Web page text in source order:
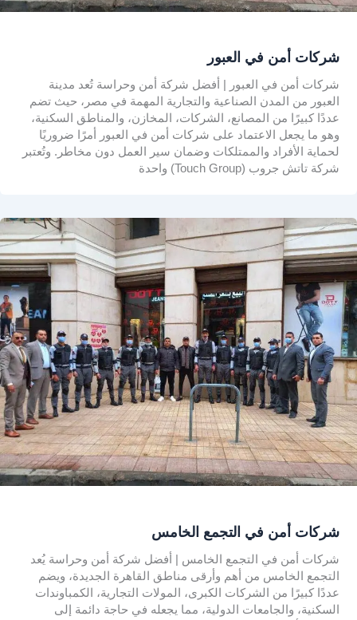
شركات أمن في العبور
شركات أمن في العبور | أفضل شركة أمن وحراسة تُعد مدينة
العبور من المدن الصناعية والتجارية المهمة في مصر، حيث تضم
عددًا كبيرًا من المصانع، الشركات، المخازن، والمناطق السكنية،
وهو ما يجعل الاعتماد على شركات أمن في العبور أمرًا ضروريًا
لحماية الأفراد والممتلكات وضمان سير العمل دون مخاطر. وتُعتبر
شركة تاتش جروب (Touch Group) واحدة
شركات أمن في التجمع الخامس
شركات أمن في التجمع الخامس | أفضل شركة أمن وحراسة يُعد
التجمع الخامس من أهم وأرقى مناطق القاهرة الجديدة، ويضم
عددًا كبيرًا من الشركات الكبرى، المولات التجارية، الكمباوندات
السكنية، والجامعات الدولية، مما يجعله في حاجة دائمة إلى